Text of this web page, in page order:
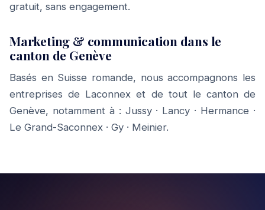
gratuit, sans engagement.
Marketing & communication dans le
canton de Genève
Basés en Suisse romande, nous accompagnons les
entreprises de Laconnex et de tout le canton de
Genève, notamment à : Jussy· Lancy · Hermance ·
Le Grand-Saconnex · Gy · Meinier.